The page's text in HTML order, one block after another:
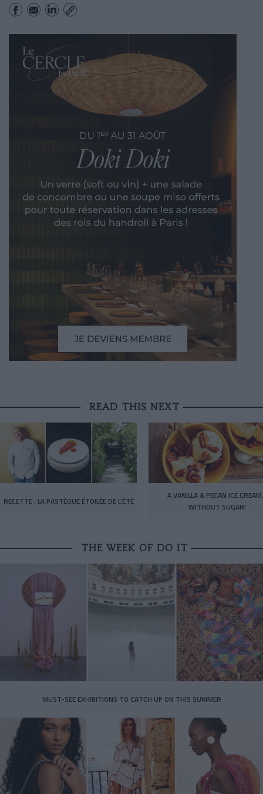
READ THIS NEXT
RECETTE : LA PASTÈQUE ÉTOILÉE DE L’ÉTÉ
A VANILLA & PECAN ICE
WITHOUT SUGAR!
THE WEEK OF DO IT
MUST-SEE EXHIBITIONS TO CATCH UP ON THIS SUMMER